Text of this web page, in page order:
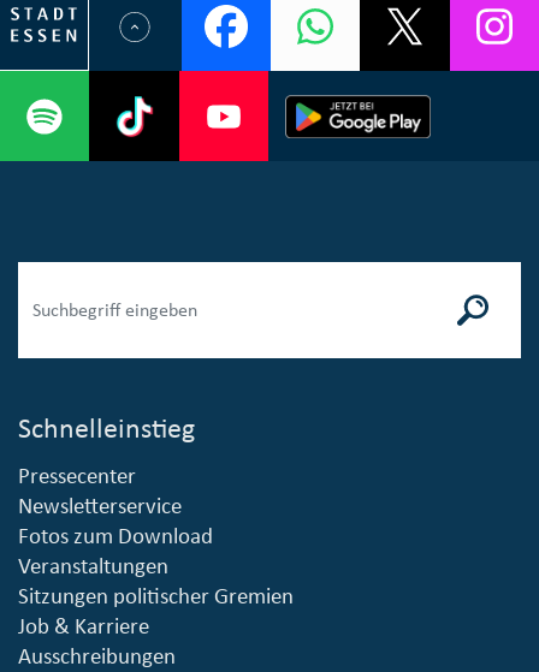
Schnelleinstieg
Pressecenter
Newsletterservice
Fotos zum Download
Veranstaltungen
Sitzungen politischer Gremien
Job & Karriere
Ausschreibungen